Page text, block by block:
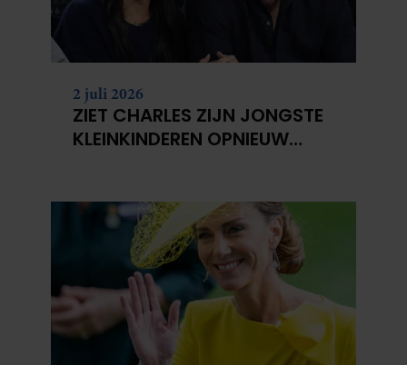
2 juli 2026
ZIET CHARLES ZIJN JONGSTE
KLEINKINDEREN OPNIEUW